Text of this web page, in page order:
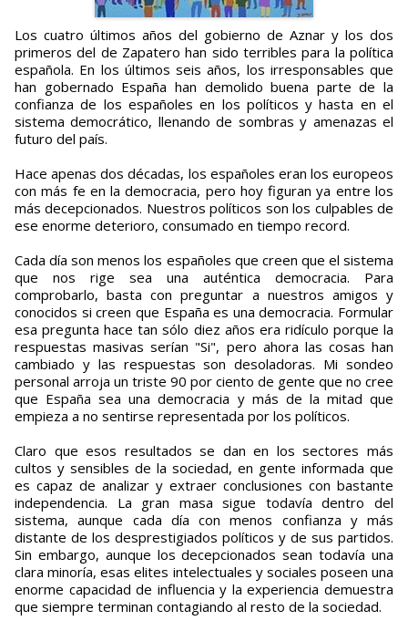
Los cuatro últimos años del gobierno de Aznar y los dos
primeros del de Zapatero han sido terribles para la política
española. En los últimos seis años, los irresponsables que
han gobernado España han demolido buena parte de la
confianza de los españoles en los políticos y hasta en el
sistema democrático, llenando de sombras y amenazas el
futuro del país.
Hace apenas dos décadas, los españoles eran los europeos
con más fe en la democracia, pero hoy figuran ya entre los
más decepcionados. Nuestros políticos son los culpables de
ese enorme deterioro, consumado en tiempo record.
Cada día son menos los españoles que creen que el sistema
que nos rige sea una auténtica democracia. Para
comprobarlo, basta con preguntar a nuestros amigos y
conocidos si creen que España es una democracia. Formular
esa pregunta hace tan sólo diez años era ridículo porque la
respuestas masivas serían "Si", pero ahora las cosas han
cambiado y las respuestas son desoladoras. Mi sondeo
personal arroja un triste 90 por ciento de gente que no cree
que España sea una democracia y más de la mitad que
empieza a no sentirse representada por los políticos.
Claro que esos resultados se dan en los sectores más
cultos y sensibles de la sociedad, en gente informada que
es capaz de analizar y extraer conclusiones con bastante
independencia. La gran masa sigue todavía dentro del
sistema, aunque cada día con menos confianza y más
distante de los desprestigiados políticos y de sus partidos.
Sin embargo, aunque los decepcionados sean todavía una
clara minoría, esas elites intelectuales y sociales poseen una
enorme capacidad de influencia y la experiencia demuestra
que siempre terminan contagiando al resto de la sociedad.